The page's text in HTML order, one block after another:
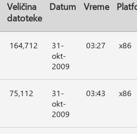
Veličina
datoteke
Datum Vreme
164,712
31-
okt-
2009
03:27 x86
75,112
31-
okt-
2009
03:43 x86